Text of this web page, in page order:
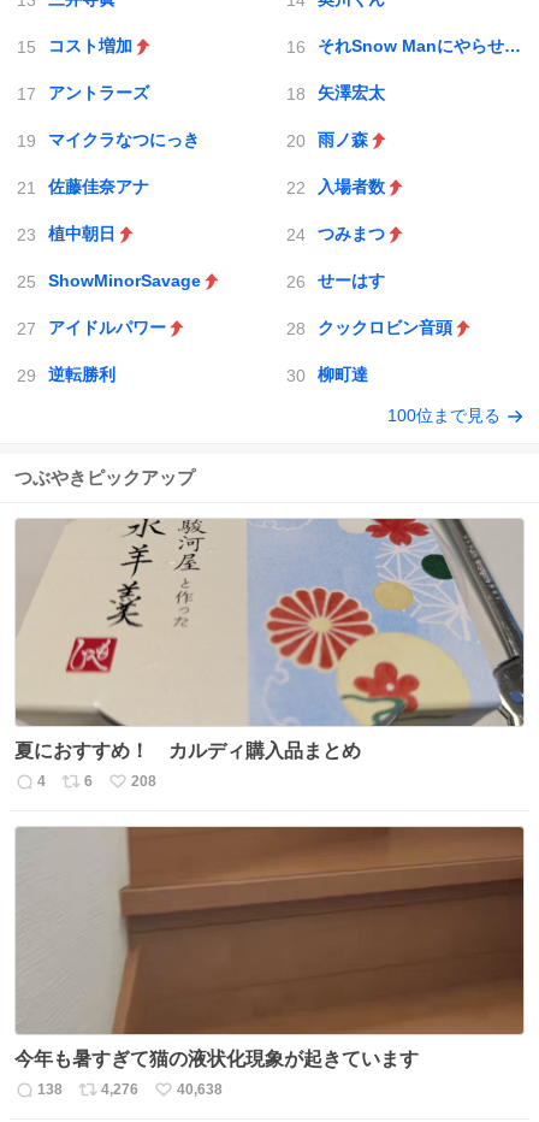
コスト増加 それSnow Manにやらせて下さい
アントラーズ 矢澤宏太
マイクラなつにっき 雨ノ森
佐藤佳奈アナ 入場者数
植中朝日 つみまつ
ShowMinorSavage せーはす
アイドルパワー クックロビン音頭
逆転勝利 柳町達
100位まで見る
つぶやきピックアップ
夏におすすめ！ カルディ購入品まとめ
返
4
リ
6
い
208
今年も暑すぎて猫の液状化現象が起きています
返
138
リ
4,276
い
40,638